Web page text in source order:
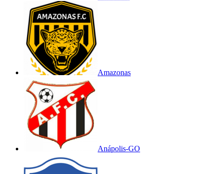
Amazonas
Anápolis-GO